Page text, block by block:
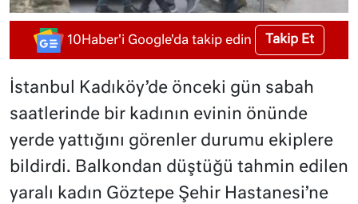
10Haber'i Google'da takip edin Takip Et
İstanbul Kadıköy’de önceki gün sabah
saatlerinde bir kadının evinin önünde
yerde yattığını görenler durumu ekiplere
bildirdi. Balkondan düştüğü tahmin edilen
yaralı kadın Göztepe Şehir Hastanesi’ne